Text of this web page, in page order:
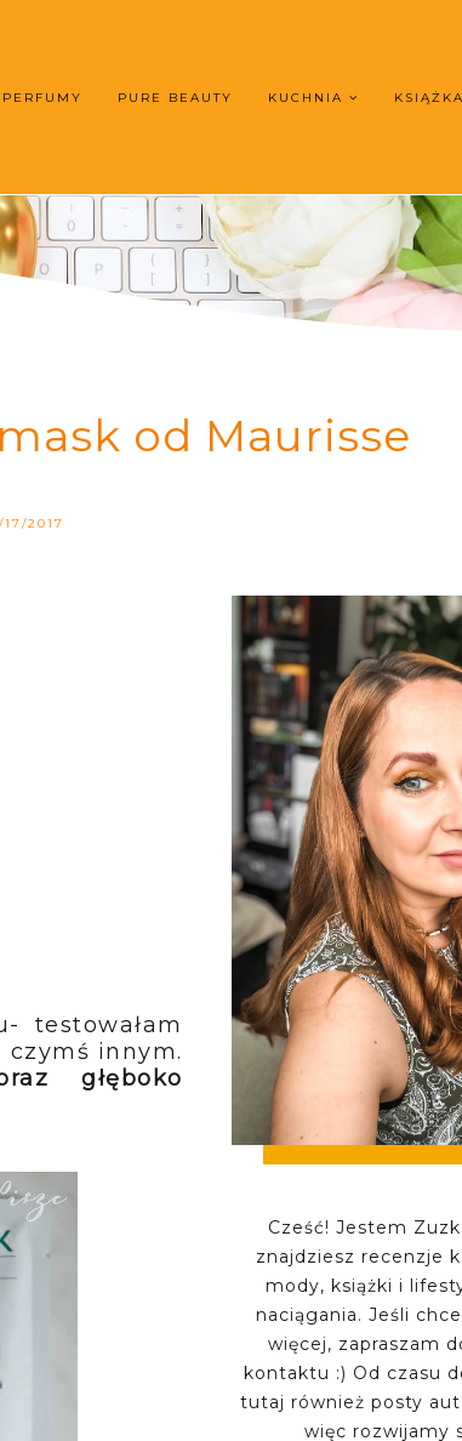
PERFUMY PURE BEAUTY KUCHNIA
od Maurisse
17/2017
testowałam
czymś innym.
głęboko
Cześć! Jestem
znajdziesz recenzje
mody, książki i
naciągania. Jeśli
więcej, zapraszam
kontaktu :) Od czasu
tutaj również posty
więc rozwijamy